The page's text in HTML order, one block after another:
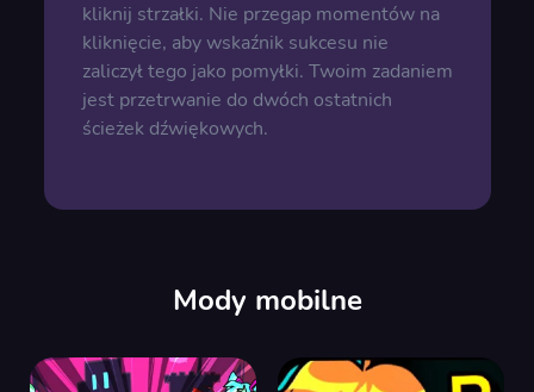
kliknij strzałki. Nie przegap momentów na
kliknięcie, aby wskaźnik sukcesu nie
zaliczył tego jako pomyłki. Twoim zadaniem
jest przetrwanie do dwóch ostatnich
ścieżek dźwiękowych.
Mody mobilne